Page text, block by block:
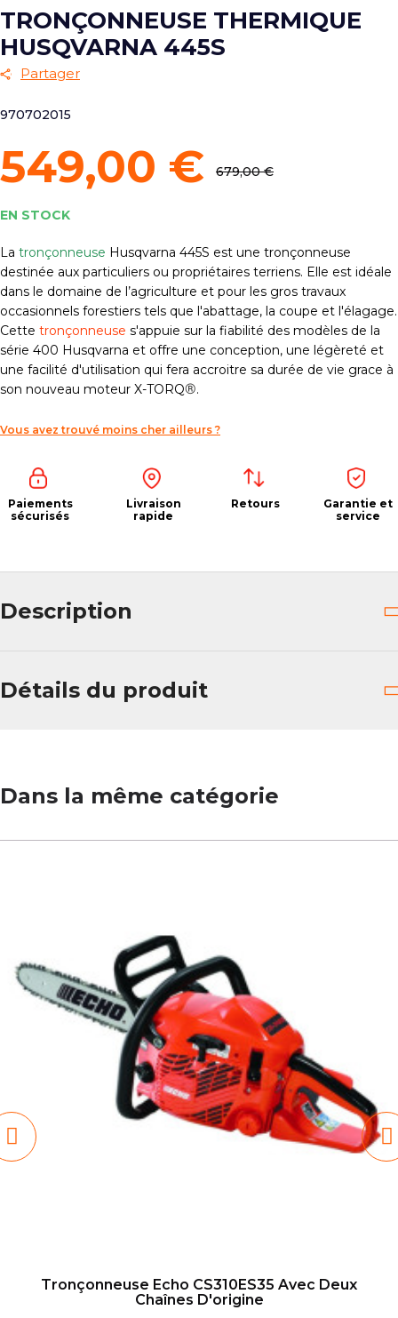
TRONÇONNEUSE THERMIQUE
HUSQVARNA 445S
Partager
970702015
549,00 € 679,00 €
EN STOCK
La tronçonneuse Husqvarna 445S est une tronçonneuse
destinée aux particuliers ou propriétaires terriens. Elle est idéale
dans le domaine de l’agriculture et pour les gros travaux
occasionnels forestiers tels que l'abattage, la coupe et l'élagage.
Cette tronçonneuse s'appuie sur la fiabilité des modèles de la
série 400 Husqvarna et offre une conception, une légèreté et
une facilité d'utilisation qui fera accroitre sa durée de vie grace à
son nouveau moteur X-TORQ®.
Vous avez trouvé moins cher ailleurs ?
Paiements
sécurisés
Livraison
rapide
Retours
Garantie et
service
Description
Détails du produit
Dans la même catégorie
Tronçonneuse Echo CS310ES35 Avec Deux
Chaînes D'origine